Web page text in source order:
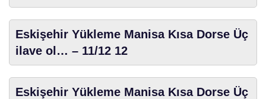
Eskişehir Yükleme Manisa Kısa Dorse Üç
ilave ol… – 11/12 12
Eskişehir Yükleme Manisa Kısa Dorse Üç